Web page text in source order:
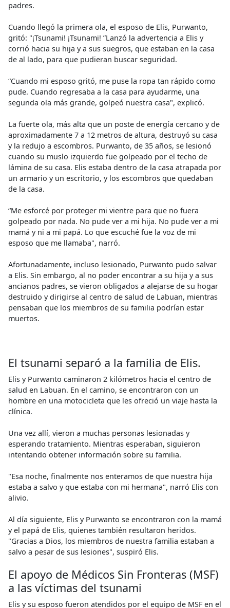
padres.
Cuando llegó la primera ola, el esposo de Elis, Purwanto,
gritó: "¡Tsunami! ¡Tsunami! ”Lanzó la advertencia a Elis y
corrió hacia su hija y a sus suegros, que estaban en la casa
de al lado, para que pudieran buscar seguridad.
“Cuando mi esposo gritó, me puse la ropa tan rápido como
pude. Cuando regresaba a la casa para ayudarme, una
segunda ola más grande, golpeó nuestra casa", explicó.
La fuerte ola, más alta que un poste de energía cercano y de
aproximadamente 7 a 12 metros de altura, destruyó su casa
y la redujo a escombros. Purwanto, de 35 años, se lesionó
cuando su muslo izquierdo fue golpeado por el techo de
lámina de su casa. Elis estaba dentro de la casa atrapada por
un armario y un escritorio, y los escombros que quedaban
de la casa.
“Me esforcé por proteger mi vientre para que no fuera
golpeado por nada. No pude ver a mi hija. No pude ver a mi
mamá y ni a mi papá. Lo que escuché fue la voz de mi
esposo que me llamaba", narró.
Afortunadamente, incluso lesionado, Purwanto pudo salvar
a Elis. Sin embargo, al no poder encontrar a su hija y a sus
ancianos padres, se vieron obligados a alejarse de su hogar
destruido y dirigirse al centro de salud de Labuan, mientras
pensaban que los miembros de su familia podrían estar
muertos.
El tsunami separó a la familia de Elis.
Elis y Purwanto caminaron 2 kilómetros hacia el centro de
salud en Labuan. En el camino, se encontraron con un
hombre en una motocicleta que les ofreció un viaje hasta la
clínica.
Una vez allí, vieron a muchas personas lesionadas y
esperando tratamiento. Mientras esperaban, siguieron
intentando obtener información sobre su familia.
"Esa noche, finalmente nos enteramos de que nuestra hija
estaba a salvo y que estaba con mi hermana", narró Elis con
alivio.
Al día siguiente, Elis y Purwanto se encontraron con la mamá
y el papá de Elis, quienes también resultaron heridos.
"Gracias a Dios, los miembros de nuestra familia estaban a
salvo a pesar de sus lesiones", suspiró Elis.
El apoyo de Médicos Sin Fronteras (MSF)
a las víctimas del tsunami
Elis y su esposo fueron atendidos por el equipo de MSF en el